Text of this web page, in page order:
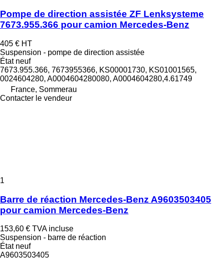
Pompe de direction assistée ZF Lenksysteme
7673.955.366 pour camion Mercedes-Benz
405 € HT
Suspension - pompe de direction assistée
Étatneuf
7673.955.366, 7673955366, KS00001730, KS01001565,
0024604280, A0004604280080, A0004604280,4.61749
France, Sommerau
Contacter le vendeur
1
Barre de réaction Mercedes-Benz A9603503405
pour camion Mercedes-Benz
153,60 € TVA incluse
Suspension - barre de réaction
Étatneuf
A9603503405